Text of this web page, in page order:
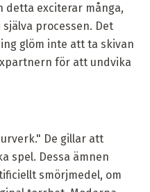
detta exciterar många,
processen. Det
glöm inte att ta skivan
för att undvika
De gillar att
spel. Dessa ämnen
smörjmedel, om